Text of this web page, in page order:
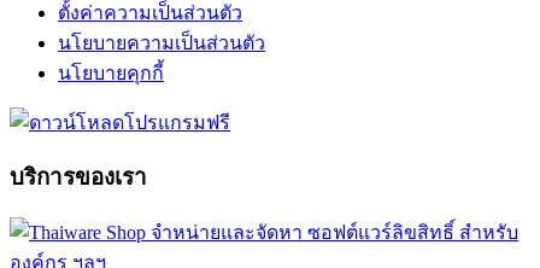
ตั้งค่าความเป็นส่วนตัว
นโยบายความเป็นส่วนตัว
นโยบายคุกกี้
บริการของเรา